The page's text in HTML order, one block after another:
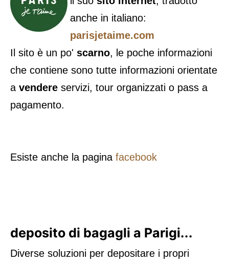
anche in italiano:
parisjetaime.com
Il sito è un po' scarno, le poche informazioni
che contiene sono tutte informazioni orientate
a vendere servizi, tour organizzati o pass a
pagamento.
Esiste anche la pagina facebook
deposito di bagagli a Parigi...
Diverse soluzioni per depositare i propri